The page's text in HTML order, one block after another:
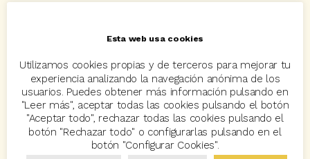
Etiquetas
acuerdo Acuerdos Allianz asisa autos
Avant2 Sales Manager ayudas
Esta web usa cookies
Utilizamos cookies propias y de terceros para mejorar tu
experiencia analizando la navegación anónima de los
usuarios. Puedes obtener más información pulsando en
"Leer más", aceptar todas las cookies pulsando el botón
"Aceptar todo", rechazar todas las cookies pulsando el
botón "Rechazar todo" o configurarlas pulsando en el
botón "Configurar Cookies".